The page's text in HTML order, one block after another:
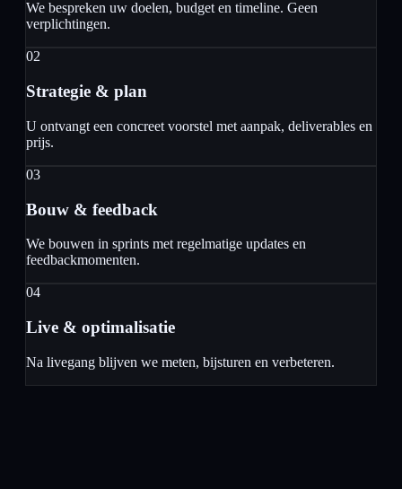
We bespreken uw doelen, budget en timeline. Geen
verplichtingen.
02
Strategie & plan
U ontvangt een concreet voorstel met aanpak, deliverables en
prijs.
03
Bouw & feedback
We bouwen in sprints met regelmatige updates en
feedbackmomenten.
04
Live & optimalisatie
Na livegang blijven we meten, bijsturen en verbeteren.